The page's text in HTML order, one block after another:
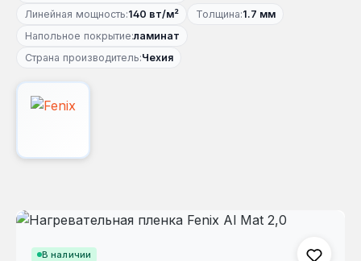
Линейная мощность:140 вт/м² Толщина:1.7 мм
Напольное покрытие:ламинат
Страна производитель:Чехия
В наличии
Пропустить галерею изображений